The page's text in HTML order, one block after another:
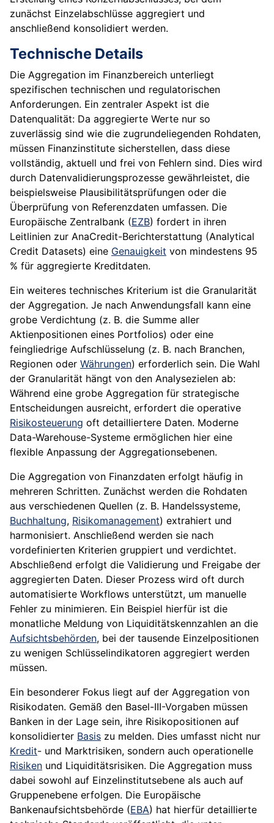
zunächst Einzelabschlüsse aggregiert und
anschließend konsolidiert werden.
Technische Details
Die Aggregation im Finanzbereich unterliegt
spezifischen technischen und regulatorischen
Anforderungen. Ein zentraler Aspekt ist die
Datenqualität: Da aggregierte Werte nur so
zuverlässig sind wie die zugrundeliegenden Rohdaten,
müssen Finanzinstitute sicherstellen, dass diese
vollständig, aktuell und frei von Fehlern sind. Dies wird
durch Datenvalidierungsprozesse gewährleistet, die
beispielsweise Plausibilitätsprüfungen oder die
Überprüfung von Referenzdaten umfassen. Die
Europäische Zentralbank (EZB) fordert in ihren
Leitlinien zur AnaCredit-Berichterstattung (Analytical
Credit Datasets) eine Genauigkeit von mindestens 95
% für aggregierte Kreditdaten.
Ein weiteres technisches Kriterium ist die Granularität
der Aggregation. Je nach Anwendungsfall kann eine
grobe Verdichtung (z. B. die Summe aller
Aktienpositionen eines Portfolios) oder eine
feingliedrige Aufschlüsselung (z. B. nach Branchen,
Regionen oder Währungen) erforderlich sein. Die Wahl
der Granularität hängt von den Analysezielen ab:
Während eine grobe Aggregation für strategische
Entscheidungen ausreicht, erfordert die operative
Risikosteuerung oft detailliertere Daten. Moderne
Data-Warehouse-Systeme ermöglichen hier eine
flexible Anpassung der Aggregationsebenen.
Die Aggregation von Finanzdaten erfolgt häufig in
mehreren Schritten. Zunächst werden die Rohdaten
aus verschiedenen Quellen (z. B. Handelssysteme,
Buchhaltung, Risikomanagement) extrahiert und
harmonisiert. Anschließend werden sie nach
vordefinierten Kriterien gruppiert und verdichtet.
Abschließend erfolgt die Validierung und Freigabe der
aggregierten Daten. Dieser Prozess wird oft durch
automatisierte Workflows unterstützt, um manuelle
Fehler zu minimieren. Ein Beispiel hierfür ist die
monatliche Meldung von Liquiditätskennzahlen an die
Aufsichtsbehörden, bei der tausende Einzelpositionen
zu wenigen Schlüsselindikatoren aggregiert werden
müssen.
Ein besonderer Fokus liegt auf der Aggregation von
Risikodaten. Gemäß den Basel-III-Vorgaben müssen
Banken in der Lage sein, ihre Risikopositionen auf
konsolidierter Basis zu melden. Dies umfasst nicht nur
Kredit- und Marktrisiken, sondern auch operationelle
Risiken und Liquiditätsrisiken. Die Aggregation muss
dabei sowohl auf Einzelinstitutsebene als auch auf
Gruppenebene erfolgen. Die Europäische
Bankenaufsichtsbehörde (EBA) hat hierfür detaillierte